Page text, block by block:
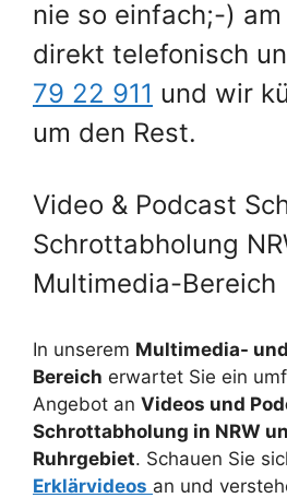
nie so einfach;-)
direkt telefonisch
79 22 911 und wir
um den Rest.
Video & Podcast
Schrottabholung
Multimedia-Bereich
In unserem Multimedia-
Bereich erwartet Sie ein
Angebot an Videos und
Schrottabholung in NRW
Ruhrgebiet. Schauen Sie
Erklärvideos an und